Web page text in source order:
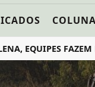
FAZEM